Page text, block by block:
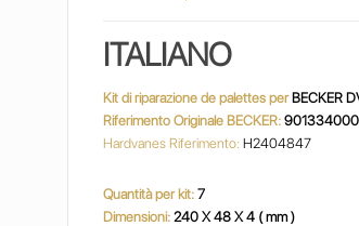
ITALIANO
Kit di riparazione de palettes per BECKER
Riferimento Originale BECKER:
Hardvanes Riferimento: H2404847
Quantità per kit:7
Dimensioni: 240 X 48 X 4 ( mm )